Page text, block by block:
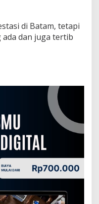
di Batam, tetapi
dan juga tertib